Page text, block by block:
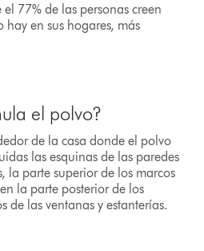
77% de las personas creen
en sus hogares, más
el polvo?
de la casa donde el polvo
las esquinas de las paredes
la parte superior de los marcos
la parte posterior de los
de las ventanas y estanterías.